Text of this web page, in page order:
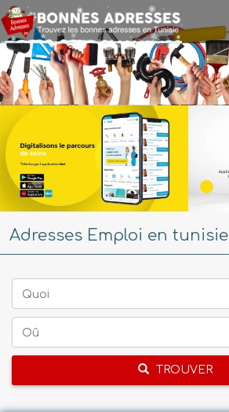
Adresses Emploi en tunisie
Quoi
Oû
TROUVER